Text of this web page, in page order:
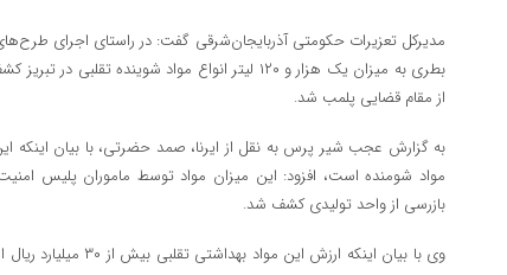
بطری به میزان یک هزار و ۱۲۰ لیتر انواع مواد
از مقام قضایی پلمب شد.
به گزارش عجب شیر پرس به نقل از ایرنا، صمد حضرتی، با بیان اینکه
مواد شومنده است، افزود: این میزان مواد توسط ماموران پلیس
بازرسی از واحد تولیدی کشف شد.
وی با بیان اینکه ارزش